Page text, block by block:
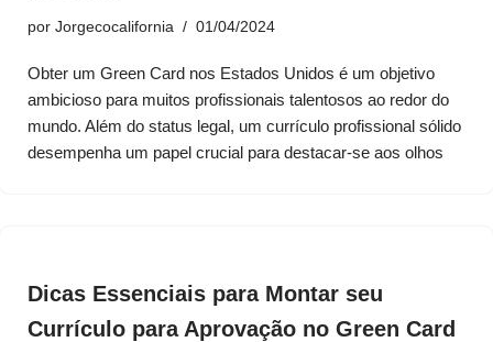
por Jorgecocalifornia 01/04/2024
Obter um Green Card nos Estados Unidos é um objetivo
ambicioso para muitos profissionais talentosos ao redor do
mundo. Além do status legal, um currículo profissional sólido
desempenha um papel crucial para destacar-se aos olhos
Dicas Essenciais para Montar seu
Currículo para Aprovação no Green Card